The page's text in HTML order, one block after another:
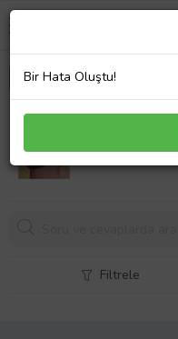
Yıldırım
Filtrele
Bir Hata Oluştu!